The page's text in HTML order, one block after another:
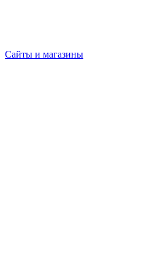
Сайты и магазины